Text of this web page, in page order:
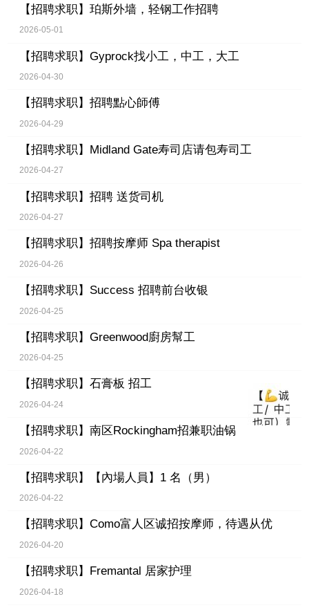
【招聘求职】 珀斯外墙，轻钢工作招聘
2026-05-01
【招聘求职】 Gyprock找小工，中工，大工
2026-04-30
【招聘求职】 招聘點心師傅
2026-04-29
【招聘求职】 Midland Gate寿司店请包寿司工
2026-04-27
【招聘求职】 招聘 送货司机
2026-04-27
【招聘求职】 招聘按摩师 Spa therapist
2026-04-26
【招聘求职】 Success 招聘前台收银
2026-04-25
【招聘求职】 Greenwood廚房幫工
2026-04-25
【招聘求职】 石膏板 招工
2026-04-24
【招聘求职】 南区Rockingham招兼职油锅
2026-04-22
【招聘求职】 【內場人員】1 名（男）
2026-04-22
【招聘求职】 Como富人区诚招按摩师，待遇从优
2026-04-20
【招聘求职】 Fremantal 居家护理
2026-04-18